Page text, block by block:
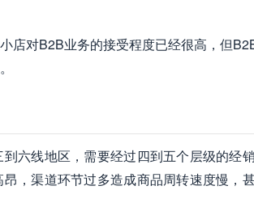
店对B2B业务的接受程度已经很高，但
六线地区，需要经过四到五个层级的经
，渠道环节过多造成商品周转速度慢，